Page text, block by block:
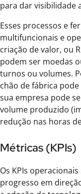
para dar visibilidade
Esses processos e
multifuncionais e
criação de valor, ou
podem ser moedas
turnos ou volumes.
chão de fábrica
sua empresa pode
volume produzido
redução nas horas
Métricas (KPIs)
Os KPIs
progresso em